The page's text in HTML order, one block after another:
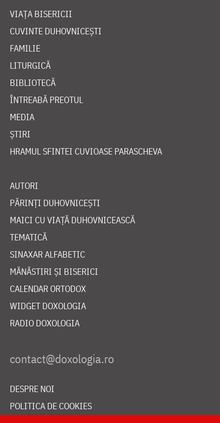
VIAȚA BISERICII
CUVINTE DUHOVNICEȘTI
FAMILIE
LITURGICĂ
BIBLIOTECĂ
ÎNTREABĂ PREOTUL
MEDIA
ȘTIRI
HRAMUL SFINTEI CUVIOASE PARASCHEVA
AUTORI
PĂRINȚI DUHOVNICEȘTI
MAICI CU VIAȚĂ DUHOVNICEASCĂ
TEMATICĂ
SINAXAR ALFABETIC
MĂNĂSTIRI ȘI BISERICI
CALENDAR ORTODOX
WIDGET DOXOLOGIA
RADIO DOXOLOGIA
DESPRE NOI
POLITICA DE COOKIES